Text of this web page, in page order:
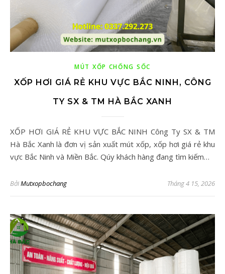
MÚT XỐP CHỐNG SỐC
XỐP HƠI GIÁ RẺ KHU VỰC BẮC NINH, CÔNG
TY SX & TM HÀ BẮC XANH
XỐP HƠI GIÁ RẺ KHU VỰC BẮC NINH Công Ty SX & TM
Hà Bắc Xanh là đơn vị sản xuất mút xốp, xốp hơi giá rẻ khu
vực Bắc Ninh và Miền Bắc. Qúy khách hàng đang tìm kiếm…
BởiMutxopbochang Tháng 4 15, 2026